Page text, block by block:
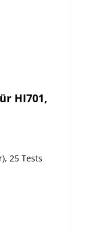
HI701,
25 Tests